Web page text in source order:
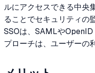
ルにアクセスできる中央
ることでセキュリティの
SSOは、SAMLや
プローチは、ユーザーの